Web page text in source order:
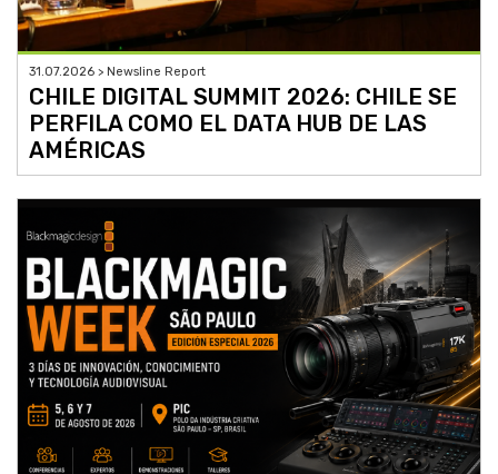
31.07.2026 > Newsline Report
CHILE DIGITAL SUMMIT 2026: CHILE SE
PERFILA COMO EL DATA HUB DE LAS
AMÉRICAS